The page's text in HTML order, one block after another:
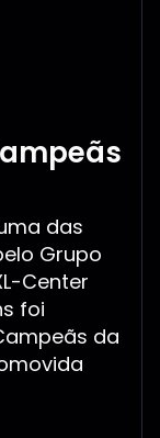
das
Grupo
Center
foi
da